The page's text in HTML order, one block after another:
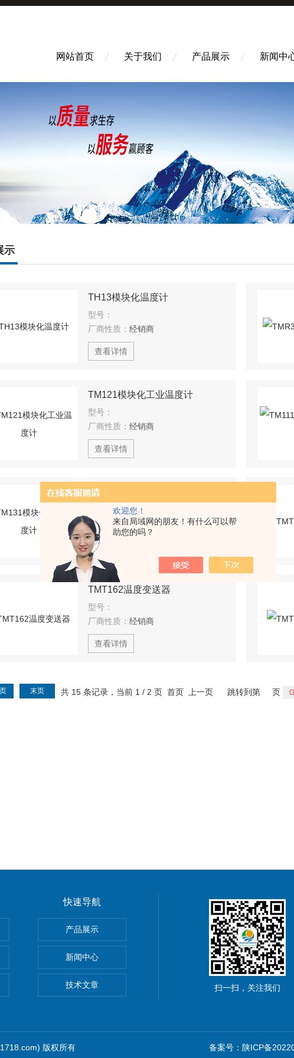
欢迎您！
来自局域网的朋友！有什么可以帮
助您的吗？
网站首页 关于我们 产品展示 新闻中
示
TH13模块化温度计
型号：
厂商性质： 经销商
查看详情
TM121模块化工业温度计
型号：
厂商性质： 经销商
查看详情
TM131模块化工业温度计
厂商性质：经销商
查看详情
TMT162温度变送器
型号：
厂商性质： 经销商
查看详情
共 15 条记录，当前 1 / 2 页 首页 上一页
末页 跳转到第 页
室台式纯水电导率套装
室便携式电导率
室便携式电导率套装
快速导航
产品展示
新闻中心
技术文章 扫一扫，关注我们
版权所有 备案号：陕ICP备